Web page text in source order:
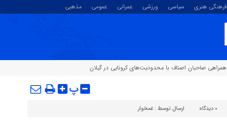
فرهنگی هنری سیاسی ورزشی عمرانی عمومی
مذهبی
همراهی صاحبان اصناف با محدودیت‌های کرونایی در گیلان
پ
۰ دیدگاه ارسال توسط : غمخوار